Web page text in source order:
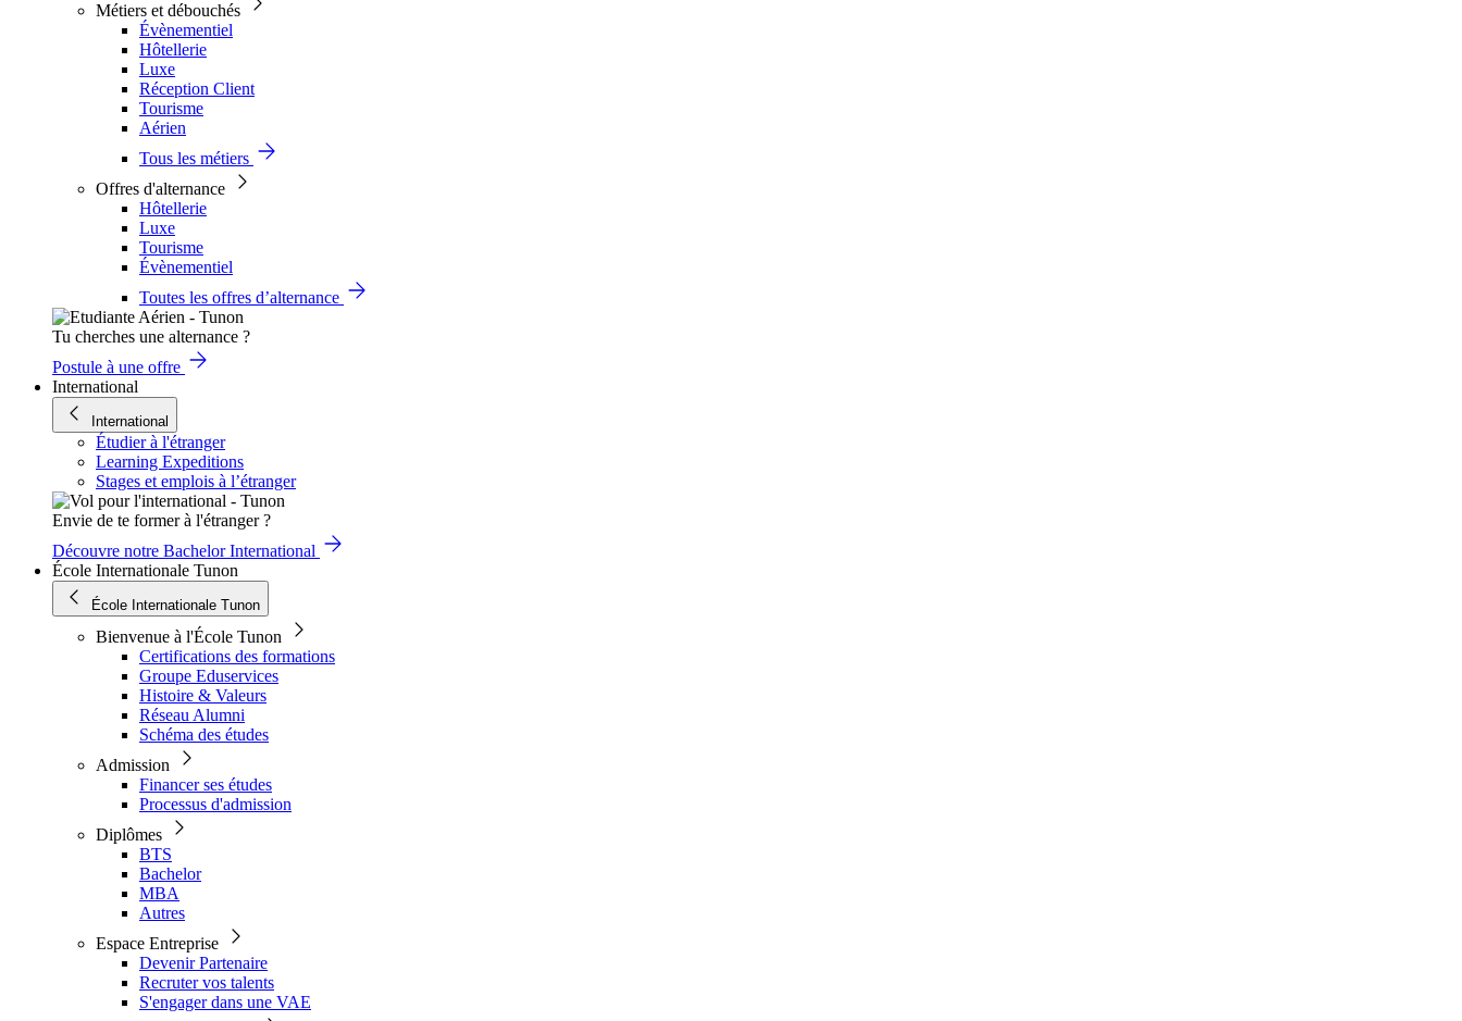
Métiers et débouchés
Évènementiel
Hôtellerie
Luxe
Réception Client
Tourisme
Aérien
Tous les métiers
Offres d'alternance
Hôtellerie
Luxe
Tourisme
Évènementiel
Toutes les offres d’alternance
Tu cherches une alternance ?
Postule à une offre
International
International
Étudier à l'étranger
Learning Expeditions
Stages et emplois à l’étranger
Envie de te former à l'étranger ?
Découvre notre Bachelor International
École Internationale Tunon
École Internationale Tunon
Bienvenue à l'École Tunon
Certifications des formations
Groupe Eduservices
Histoire & Valeurs
Réseau Alumni
Schéma des études
Admission
Financer ses études
Processus d'admission
Diplômes
BTS
Bachelor
MBA
Autres
Espace Entreprise
Devenir Partenaire
Recruter vos talents
S'engager dans une VAE